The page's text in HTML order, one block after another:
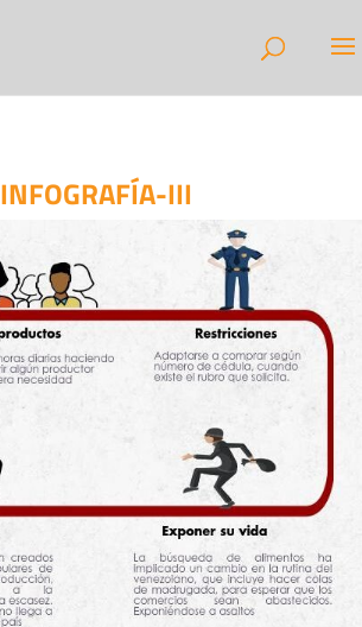
INFOGRAFÍA-III